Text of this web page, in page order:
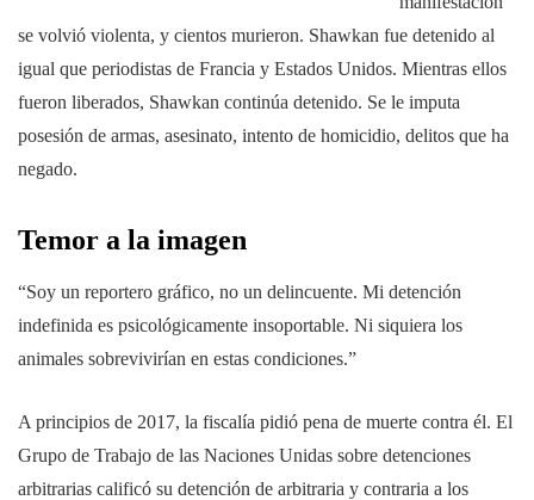
se volvió violenta, y cientos murieron. Shawkan fue detenido al
igual que periodistas de Francia y Estados Unidos. Mientras ellos
fueron liberados, Shawkan continúa detenido. Se le imputa
posesión de armas, asesinato, intento de homicidio, delitos que ha
negado.
Temor a la imagen
“Soy un reportero gráfico, no un delincuente. Mi detención
indefinida es psicológicamente insoportable. Ni siquiera los
animales sobrevivirían en estas condiciones.”
A principios de 2017, la fiscalía pidió pena de muerte contra él. El
Grupo de Trabajo de las Naciones Unidas sobre detenciones
arbitrarias calificó su detención de arbitraria y contraria a los